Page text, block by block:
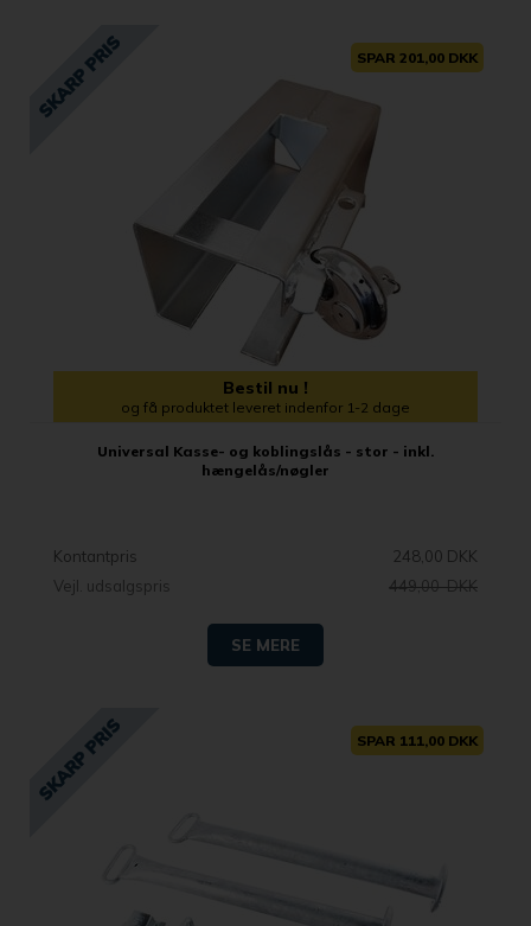
SPAR 201,00 DKK
Bestil nu !
og få produktet leveret indenfor 1-2 dage
Universal Kasse- og koblingslås - stor - inkl.
hængelås/nøgler
Kontantpris
248,00 DKK
Vejl. udsalgspris
449,00 DKK
SE MERE
SPAR 111,00 DKK